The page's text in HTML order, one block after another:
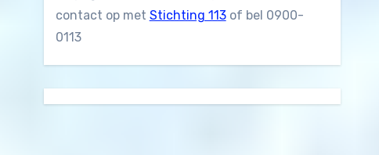
contact op met Stichting 113of bel 0900-
0113